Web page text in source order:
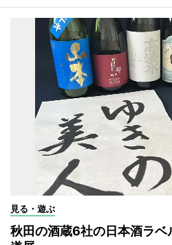
見る・遊ぶ
秋田の酒蔵6社の日本酒ラベ